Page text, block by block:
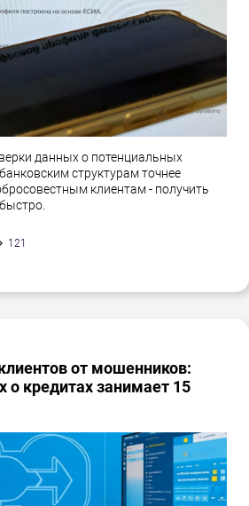
данных о потенциальных
структурам точнее
клиентам - получить
121
от мошенников:
о кредитах занимает 15